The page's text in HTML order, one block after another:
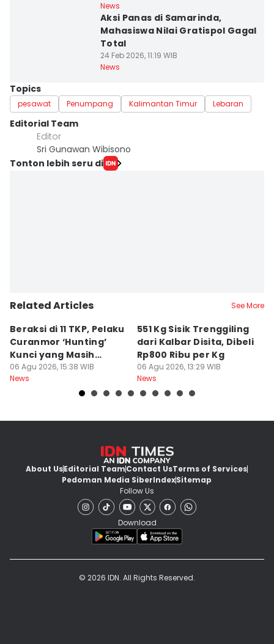
News
Aksi Panas di Samarinda,
Mahasiswa Nilai Gratispol Gagal
Total
24 Feb 2026, 11:19 WIB
News
Topics
pesawat Penumpang Kalimantan Timur Lebaran
Editorial Team
Editor
Sri Gunawan Wibisono
Tonton lebih seru di
Related Articles See More
Beraksi di 11 TKP, Pelaku
Curanmor ‘Hunting’
Kunci yang Masih
Menempel
06 Agu 2026, 15:38 WIB
News
551 Kg Sisik Trenggiling
dari Kalbar Disita, Dibeli
Rp800 Ribu per Kg
06 Agu 2026, 13:29 WIB
News
About UsEditorial TeamContact UsTerms of Services
Pedoman Media SiberIndexSitemap
Follow Us
Download
© 2026 IDN. All Rights Reserved.